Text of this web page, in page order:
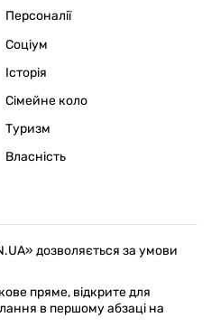
Персоналії
Соціум
Історія
Сімейне коло
Туризм
Власність
дозволяється за умови
пряме, відкрите для
в першому абзаці на